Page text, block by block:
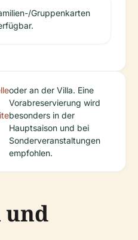
Gruppenkarten
oder an der Villa. Eine
Vorabreservierung wird
besonders in der
Hauptsaison und bei
Sonderveranstaltungen
empfohlen.
und